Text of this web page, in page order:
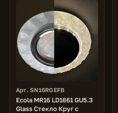
Арт. SN16RGEFB
Ecola MR16 LD1661 GU5.3
Glass Стекло Круг с